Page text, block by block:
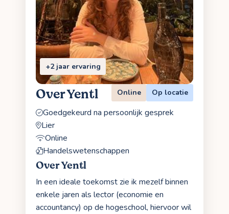
+2 jaar ervaring
Over Yentl Online Op locatie
Goedgekeurd na persoonlijk gesprek
Lier
Online
Handelswetenschappen
Over Yentl
In een ideale toekomst zie ik mezelf binnen
enkele jaren als lector (economie en
accountancy) op de hogeschool, hiervoor wil